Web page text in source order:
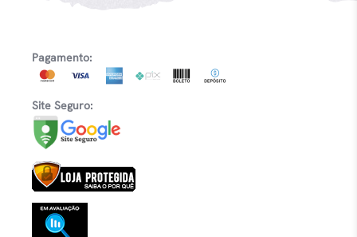
Pagamento:
Site Seguro: